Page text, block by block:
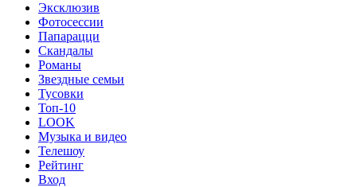
Эксклюзив
Фотосессии
Папарацци
Скандалы
Романы
Звездные семьи
Тусовки
Топ-10
LOOK
Музыка и видео
Телешоу
Рейтинг
Вход